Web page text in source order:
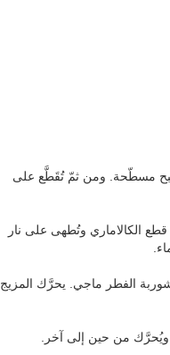
مسطّحة. ومن ثمّ تُقَطَّع على
الكالاماري وتُطهى على نار
الفطر ماجي. يحرَّك المزيج